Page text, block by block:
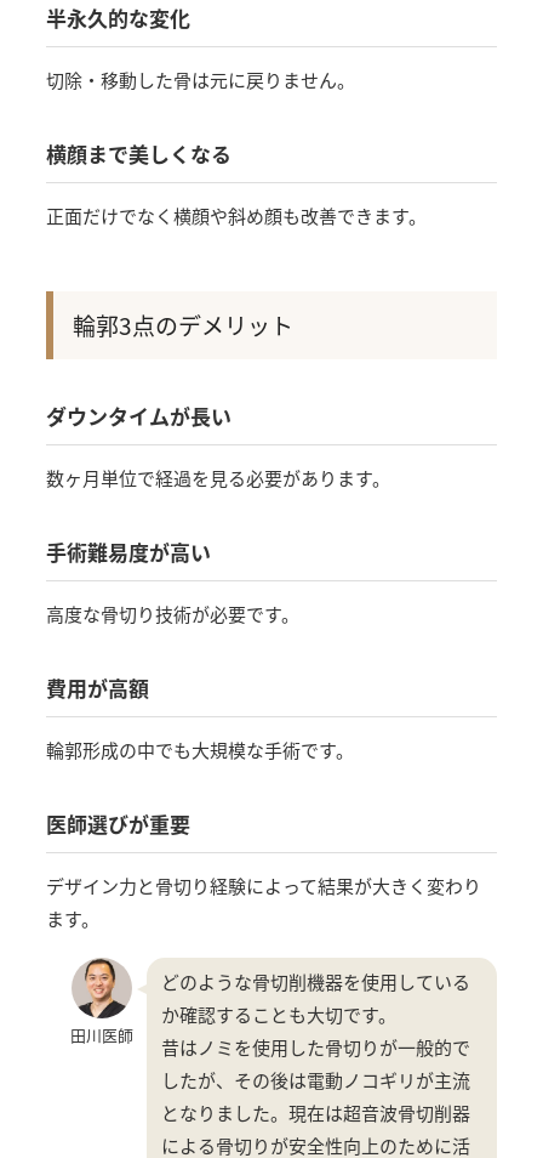
半永久的な変化
切除・移動した骨は元に戻りません。
横顔まで美しくなる
正面だけでなく横顔や斜め顔も改善できます。
輪郭3点のデメリット
ダウンタイムが長い
数ヶ月単位で経過を見る必要があります。
手術難易度が高い
高度な骨切り技術が必要です。
費用が高額
輪郭形成の中でも大規模な手術です。
医師選びが重要
デザイン力と骨切り経験によって結果が大きく変わり
ます。
田川医師
どのような骨切削機器を使用している
か確認することも大切です。
昔はノミを使用した骨切りが一般的で
したが、その後は電動ノコギリが主流
となりました。現在は超音波骨切削器
による骨切りが安全性向上のために活